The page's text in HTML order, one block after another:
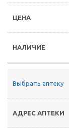
Выбрать аптеку